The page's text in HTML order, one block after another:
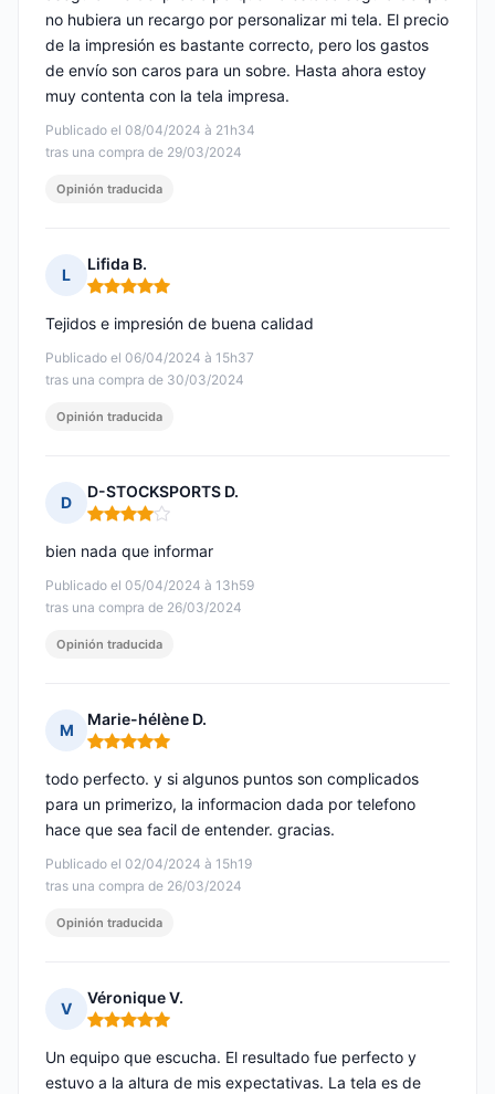
Publicado el 08/04/2024 à 21h34
tras una compra de 29/03/2024
no hubiera un recargo por personalizar mi tela. El precio
de la impresión es bastante correcto, pero los gastos
de envío son caros para un sobre. Hasta ahora estoy
muy contenta con la tela impresa.
Opinión traducida
L
Lifida B.
Nota: 5 de 5
Publicado el 06/04/2024 à 15h37
tras una compra de 30/03/2024
Tejidos e impresión de buena calidad
Opinión traducida
D
D-STOCKSPORTS D.
Nota: 4 de 5
Publicado el 05/04/2024 à 13h59
tras una compra de 26/03/2024
bien nada que informar
Opinión traducida
M
Marie-hélène D.
Nota: 5 de 5
Publicado el 02/04/2024 à 15h19
tras una compra de 26/03/2024
todo perfecto. y si algunos puntos son complicados
para un primerizo, la informacion dada por telefono
hace que sea facil de entender. gracias.
Opinión traducida
V
Véronique V.
Nota: 5 de 5
Un equipo que escucha. El resultado fue perfecto y
estuvo a la altura de mis expectativas. La tela es de